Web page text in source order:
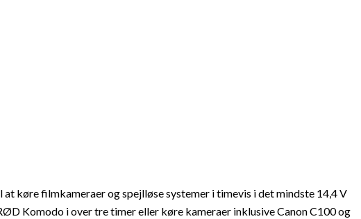
køre filmkameraer og spejlløse systemer i timevis i det mindste 14,4 V
Komodo i over tre timer eller køre kameraer inklusive Canon C100 og